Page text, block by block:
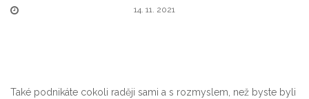
14. 11. 2021
Také podnikáte cokoli raději sami a s rozmyslem, než byste byli